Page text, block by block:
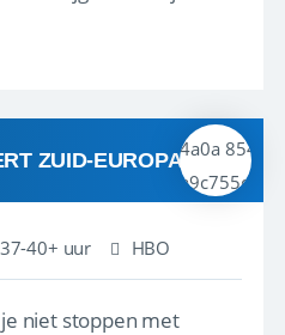
met een passie
...
ZUID-EUROPA
37-40+ uur HBO
niet stoppen met